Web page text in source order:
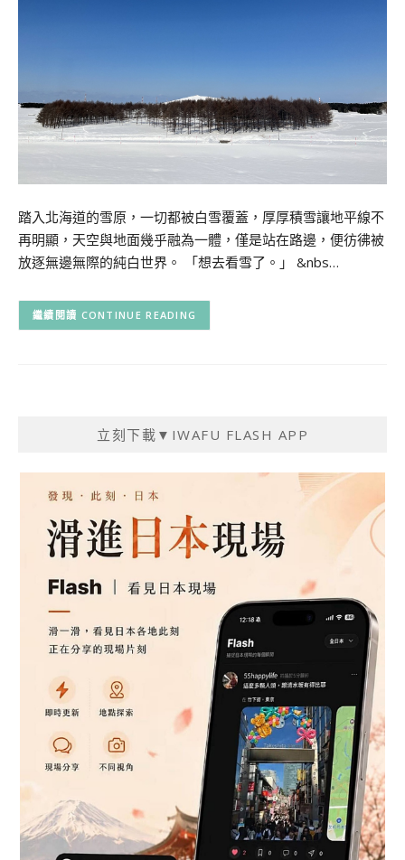
踏入北海道的雪原，一切都被白雪覆蓋，厚厚積雪讓地平線不
再明顯，天空與地面幾乎融為一體，僅是站在路邊，便彷彿被
放逐無邊無際的純白世界。 「想去看雪了。」 &nbs…
CONTINUE READING
立刻下載▼IWAFU FLASH APP